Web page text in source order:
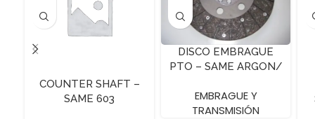
COUNTER SHAFT –
SAME 603
DISCO EMBRAGUE
PTO – SAME ARGON/
EMBRAGUE Y
TRANSMISIÓN